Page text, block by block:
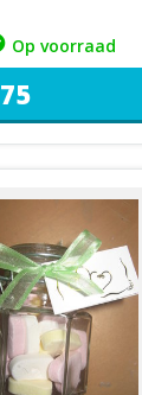
Op voorraad
75